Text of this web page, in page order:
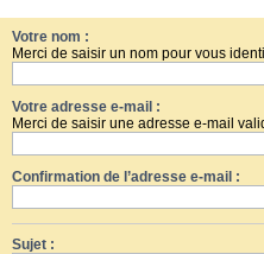
Votre nom :
Merci de saisir un nom pour vous
Votre adresse e-mail :
Merci de saisir une adresse e-mail
Confirmation de l’adresse e-mail :
Sujet :